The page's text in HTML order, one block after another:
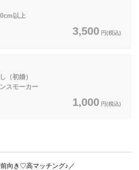
以上
3,500 円(税込)
初婚）
スモーカー
1,000 円(税込)
向き♡高マッチング♪／